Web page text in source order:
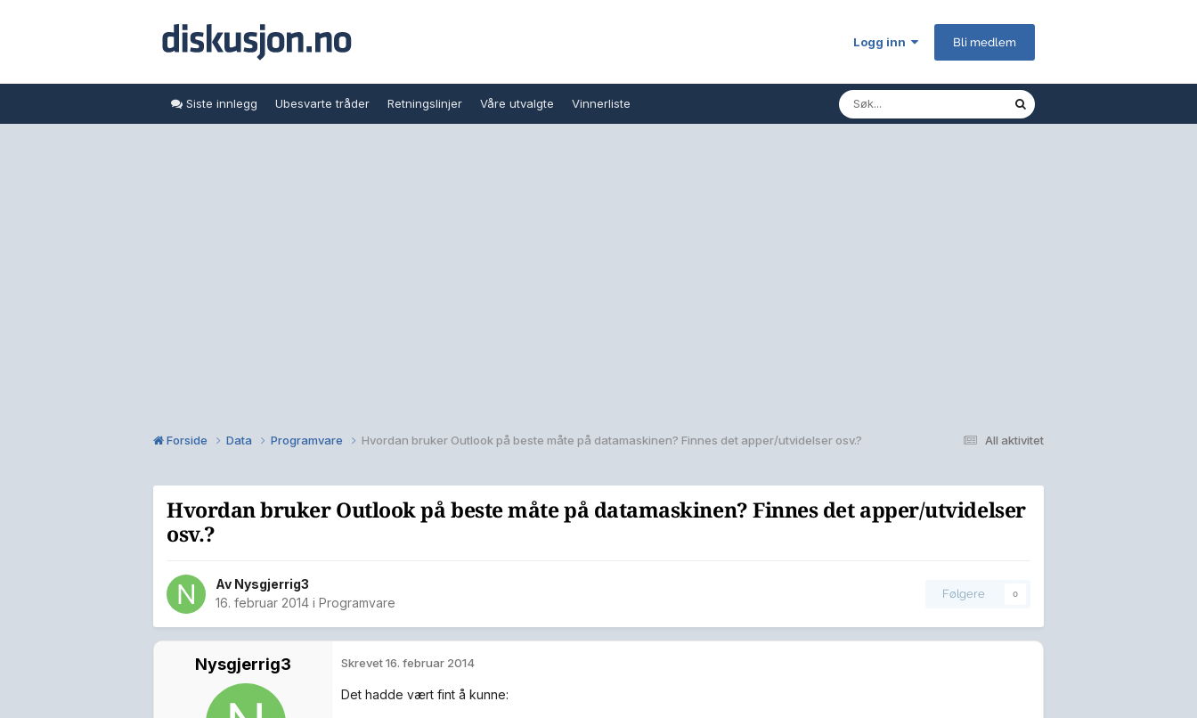
Logg inn Bli medlem
Siste innlegg Ubesvarte tråder Retningslinjer Våre utvalgte Vinnerliste
All aktivitet
Forside Data Programvare Hvordan bruker Outlook på beste måte på datamaskinen? Finnes det apper/utvidelser osv.?
Hvordan bruker Outlook på beste måte på datamaskinen? Finnes det apper/utvidelser
osv.?
Av Nysgjerrig3
16. februar 2014 i Programvare
Følgere 0
Nysgjerrig3 Skrevet16. februar 2014
Det hadde vært fint å kunne: